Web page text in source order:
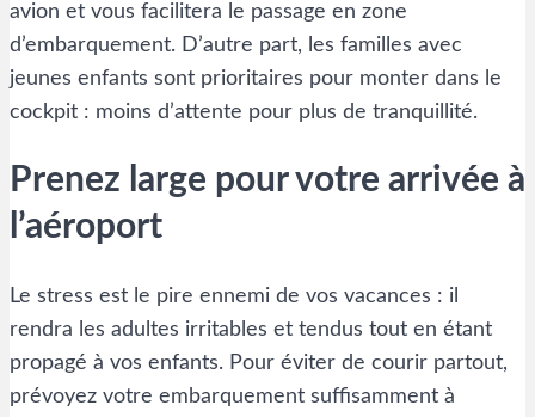
avion et vous facilitera le passage en zone
d’embarquement. D’autre part, les familles avec
jeunes enfants sont prioritaires pour monter dans le
cockpit : moins d’attente pour plus de tranquillité.
Prenez large pour votre arrivée à
l’aéroport
Le stress est le pire ennemi de vos vacances : il
rendra les adultes irritables et tendus tout en étant
propagé à vos enfants. Pour éviter de courir partout,
prévoyez votre embarquement suffisamment à